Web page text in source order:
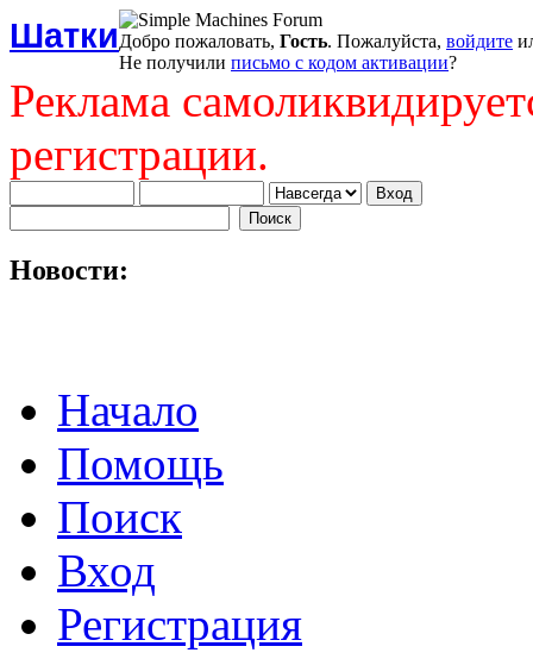
ШаткиДобро пожаловать, Гость. Пожалуйста, войдите
Не получили письмо с кодом активации?
Реклама
регистрации.
Новости:
Начало
Помощь
Поиск
Вход
Регистрация